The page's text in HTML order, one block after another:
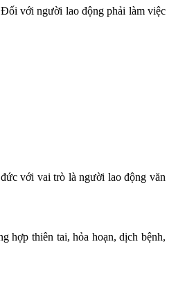
với người lao động phải làm việc
với vai trò là người lao động văn
hợp thiên tai, hỏa hoạn, dịch bệnh,